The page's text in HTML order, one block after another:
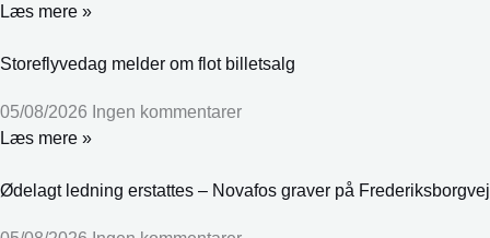
Læs mere »
Storeflyvedag melder om flot billetsalg
05/08/2026 Ingen kommentarer
Læs mere »
Ødelagt ledning erstattes – Novafos graver på Frederiksborgvej